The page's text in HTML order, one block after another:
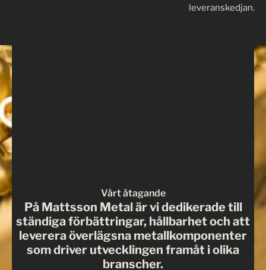
leveranskedjan.
Vårt åtagande
På Mattsson Metal är vi dedikerade till
ständiga förbättringar, hållbarhet och att
leverera överlägsna metallkomponenter
som driver utvecklingen framåt i olika
branscher.